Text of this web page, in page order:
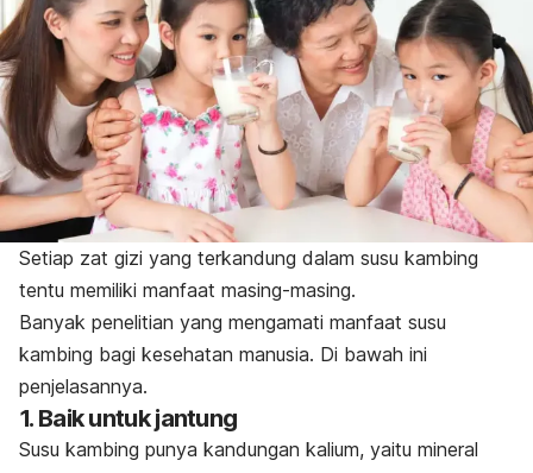
Setiap zat gizi yang terkandung dalam susu kambing
tentu memiliki manfaat masing-masing.
Banyak penelitian yang mengamati manfaat susu
kambing bagi kesehatan manusia. Di bawah ini
penjelasannya.
1. Baik untuk jantung
Susu kambing punya kandungan kalium, yaitu mineral